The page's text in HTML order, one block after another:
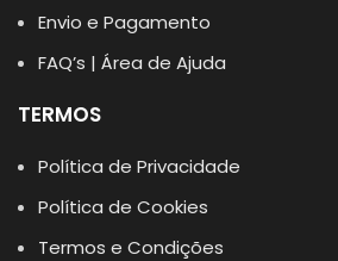
Envio e Pagamento
FAQ’s | Área de Ajuda
TERMOS
Política de Privacidade
Política de Cookies
Termos e Condições